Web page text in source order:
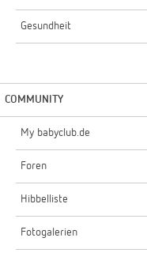
Gesundheit
COMMUNITY
My babyclub.de
Foren
Hibbelliste
Fotogalerien